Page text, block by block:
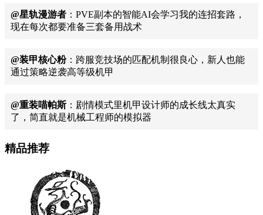
@星轨漫游者 ：PVE副本的智能AI会学习我的连招套路，
现在每次都要准备三套备用战术
@装甲核心粉：跨服竞技场的匹配机制很良心，新人也能
通过策略逆袭高等级机甲
@重装喵帕斯：剧情模式里机甲设计师的成长线太真实
了，简直就是机械工程师的模拟器
精品推荐